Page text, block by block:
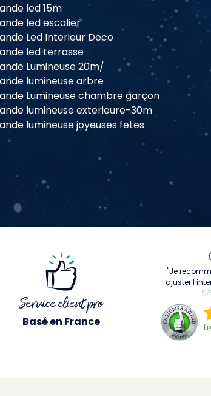
led 15m
led escalier
Led Interieur Deco
led terrasse
Lumineuse 20m/
lumineuse arbre
Lumineuse chambre garçon
lumineuse exterieure-30m
lumineuse joyeuses fetes
Service client pro
Basé en France
"Je
ajuster l
5/